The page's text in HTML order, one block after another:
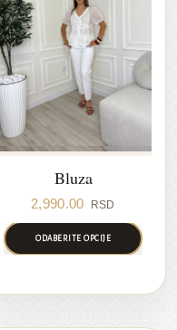
Bluza
2,990.00 RSD
ODABERITE OPCIJE